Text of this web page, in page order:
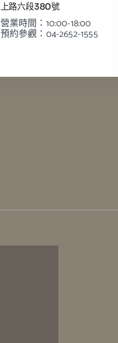
上路六段380號
營業時間：10:00-18:00
預約參觀：04-2652-1555